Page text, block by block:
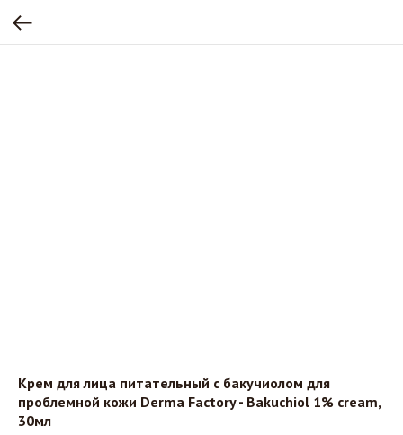
Крем для лица питательный с бакучиолом для
проблемной кожи Derma Factory - Bakuchiol 1% cream,
30мл